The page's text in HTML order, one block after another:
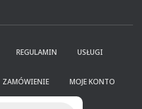
REGULAMIN USŁUGI
ZAMÓWIENIE MOJE KONTO